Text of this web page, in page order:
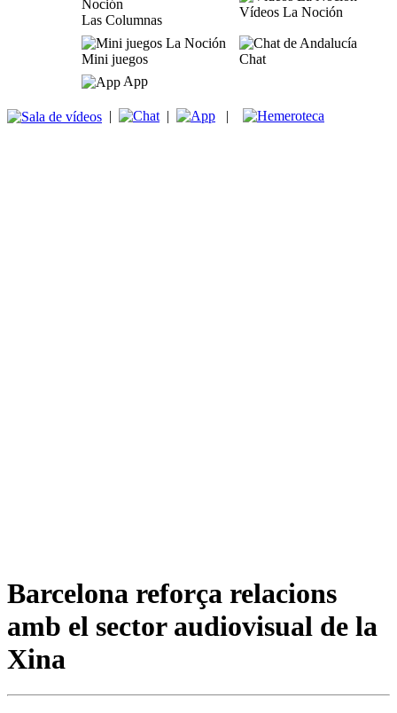
Las Columnas
Vídeos La Noción
Mini juegos
Chat
App
| | |
Barcelona reforça relacions
amb el sector audiovisual de la
Xina